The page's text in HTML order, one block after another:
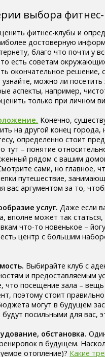
выбора фитнес-
фитнес-клубы и
достоверную
благо что почти у
есть советам
окончательное решение,
узнайте, можно ли
аспекты, например,
только при личном
Конечно,
на другой конец
определенно стоит
тут – понятие
рядом с вашим
сами, но главное,
путешествие,
вас аргументом за то,
услуг. Даже если
вполне может так
что-то новенькое –
центр с большим
Выбирайте клуб с
и предоставляемым
что посещение зала –
поэтому стоит
могут в будущем
посильными для вас,
обстановка.
в будущем.
отопление)? Какие